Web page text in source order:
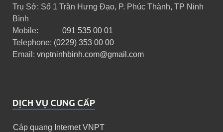
Trụ Sở: Số 1 Trần Hưng Đạo, P. Phúc Thành, TP Ninh
Bình
Mobile: 091 535 00 01
Telephone: (0229) 353 00 00
Email: vnptninhbinh.com@gmail.com
DỊCH VỤ CUNG CẤP
Cáp quang Internet VNPT